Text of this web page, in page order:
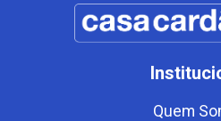
Quem